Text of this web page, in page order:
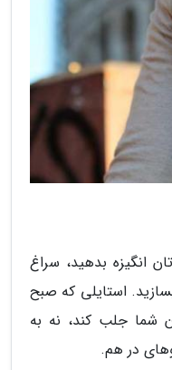
انگیزه بدهید، سراغ
استایلی که صبح
شما جلب کند، نه به
در هم.